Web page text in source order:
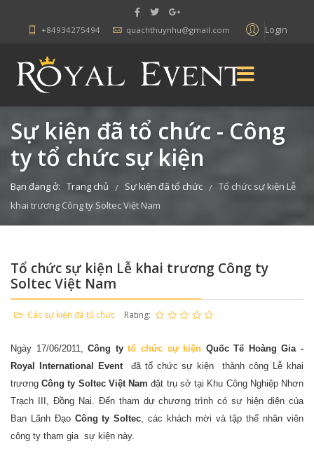
Login
+84934275494 quachthuynhu@gmail.com
Sự kiện đã tổ chức - Công
ty tổ chức sự kiện
Bạn đang ở: Trang chủ / Sự kiện đã tổ chức / Tổ chức sự kiện Lễ
khai trương Công ty Soltec Việt Nam
Tổ chức sự kiện Lễ khai trương Công ty
Soltec Việt Nam
Các sự kiện đã tổ chức Rating:
Ngày 17/06/2011,Công tytổ chức sự kiện Quốc Tế Hoàng Gia -
Royal International Eventđã tổ chức sự kiện thành công Lễ khai
trươngCông ty Soltec Việt Namđặt trụ sở tại Khu Công Nghiệp Nhơn
Trạch III, Đồng Nai. Đến tham dự chương trình có sự hiện diện của
Ban Lãnh Đạo Công ty Soltec, các khách mời và tập thể nhân viên
công ty tham gia sự kiện này.